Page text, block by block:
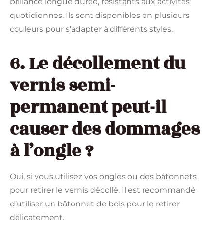
quotidiennes. Ils sont disponibles en plusieurs
couleurs pour s’adapter à différents styles.
6. Le décollement du
vernis semi-
permanent peut-il
causer des dommages
à l’ongle ?
Oui, si vous utilisez vos ongles ou des bâtonnets
pour retirer le vernis décollé. Il est recommandé
d’utiliser un bâtonnet de bois pour le retirer
délicatement.